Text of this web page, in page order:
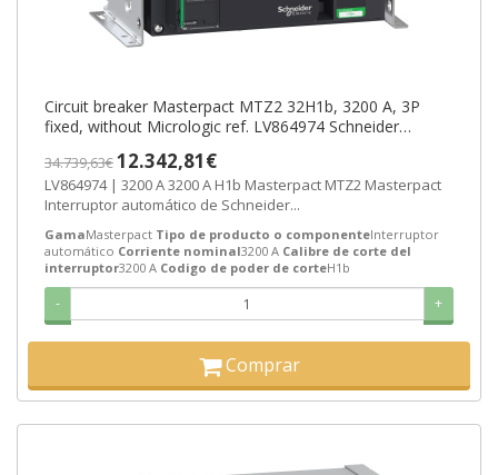
Circuit breaker Masterpact MTZ2 32H1b, 3200 A, 3P
fixed, without Micrologic ref. LV864974 Schneider
34.739,63€12.342,81€
LV864974 | 3200 A 3200 A H1b Masterpact MTZ2 Masterpact
Interruptor automático de Schneider...
GamaMasterpact Tipo de producto o componenteInterruptor
automático Corriente nominal3200 A Calibre de corte del
interruptor3200 A Codigo de poder de corteH1b
- +
Comprar